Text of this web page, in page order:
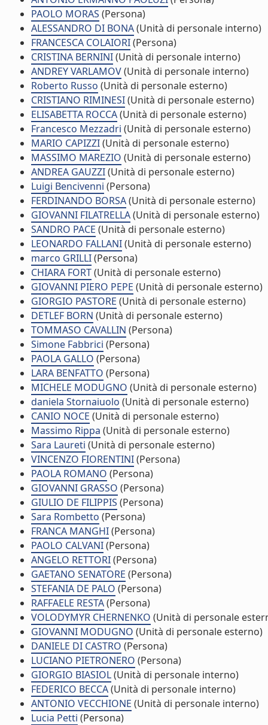
PAOLO MORAS (Persona)
ALESSANDRO DI BONA(Unità di personale interno)
FRANCESCA COLAIORI(Persona)
CRISTINA BERNINI(Unità di personale interno)
ANDREY VARLAMOV(Unità di personale interno)
Roberto Russo (Unità di personale esterno)
CRISTIANO RIMINESI(Unità di personale esterno)
ELISABETTA ROCCA(Unità di personale esterno)
Francesco Mezzadri (Unità di personale esterno)
MARIO CAPIZZI(Unità di personale esterno)
MASSIMO MAREZIO (Unità di personale esterno)
ANDREA GAUZZI(Unità di personale esterno)
Luigi Bencivenni (Persona)
FERDINANDO BORSA(Unità di personale esterno)
GIOVANNI FILATRELLA(Unità di personale esterno)
SANDRO PACE (Unità di personale esterno)
LEONARDO FALLANI(Unità di personale esterno)
marco GRILLI(Persona)
CHIARA FORT(Unità di personale esterno)
GIOVANNI PIERO PEPE (Unità di personale esterno)
GIORGIO PASTORE (Unità di personale esterno)
DETLEF BORN (Unità di personale esterno)
TOMMASO CAVALLIN (Persona)
Simone Fabbrici (Persona)
PAOLA GALLO (Persona)
LARA BENFATTO (Persona)
MICHELE MODUGNO (Unità di personale esterno)
daniela Stornaiuolo (Unità di personale esterno)
CANIO NOCE (Unità di personale esterno)
Massimo Rippa (Unità di personale esterno)
Sara Laureti (Unità di personale esterno)
VINCENZO FIORENTINI(Persona)
PAOLA ROMANO (Persona)
GIOVANNI GRASSO (Persona)
GIULIO DE FILIPPIS (Persona)
Sara Rombetto (Persona)
FRANCA MANGHI(Persona)
PAOLO CALVANI(Persona)
ANGELO RETTORI(Persona)
GAETANO SENATORE (Persona)
STEFANIA DE PALO (Persona)
RAFFAELE RESTA(Persona)
VOLODYMYR CHERNENKO (Unità di personale
GIOVANNI MODUGNO (Unità di personale esterno)
DANIELE DI CASTRO (Persona)
LUCIANO PIETRONERO (Persona)
GIORGIO BIASIOL(Unità di personale interno)
FEDERICO BECCA(Unità di personale interno)
ANTONIO VECCHIONE (Unità di personale interno)
Lucia Petti (Persona)